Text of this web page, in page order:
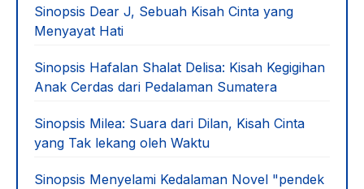
Sinopsis Dear J, Sebuah Kisah Cinta yang
Menyayat Hati
Sinopsis Hafalan Shalat Delisa: Kisah Kegigihan
Anak Cerdas dari Pedalaman Sumatera
Sinopsis Milea: Suara dari Dilan, Kisah Cinta
yang Tak lekang oleh Waktu
Sinopsis Menyelami Kedalaman Novel "pendek